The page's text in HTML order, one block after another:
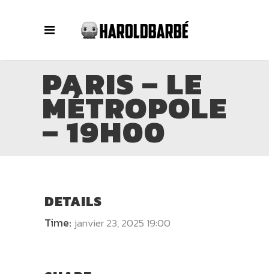
PARIS – LE
MÉTROPOLE
– 19H00
DETAILS
Time: janvier 23, 2025 19:00